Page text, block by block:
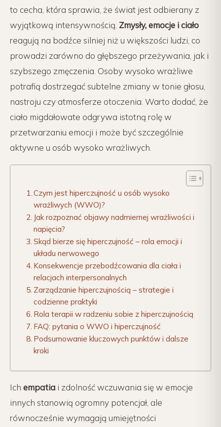
to cecha, która sprawia, że świat jest odbierany z
wyjątkową intensywnością. Zmysły, emocje i ciało
reagują na bodźce silniej niż u większości ludzi, co
prowadzi zarówno do głębszego przeżywania, jak i
szybszego zmęczenia. Osoby wysoko wrażliwe
potrafią dostrzegać subtelne zmiany w tonie głosu,
nastroju czy atmosferze otoczenia. Warto dodać, że
ciało migdałowate odgrywa istotną rolę w
przetwarzaniu emocji i może być szczególnie
aktywne u osób wysoko wrażliwych.
Czym jest hiperczujność u osób wysoko
wrażliwych (WWO)?
Jak rozpoznać objawy nadmiernej wrażliwości i
napięcia?
Skąd bierze się hiperczujność – rola emocji i
układu nerwowego
Konsekwencje przebodźcowania dla ciała i
relacjach interpersonalnych
Zarządzanie hiperczujnością – strategie i
codzienne praktyki
Rola terapii w radzeniu sobie z hiperczujnością
FAQ: pytania o WWO i hiperczujność
Podsumowanie kluczowych punktów i dalsze
kroki
Ich empatia i zdolność wczuwania się w emocje
innych stanowią ogromny potencjał, ale
równocześnie wymagają umiejętności